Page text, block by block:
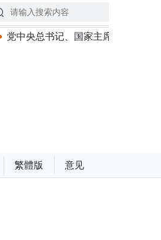
席苏林：建设一部科学严谨、简
繁體版 意见